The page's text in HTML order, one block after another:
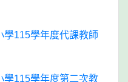
學115學年度代課教師
學115學年度第二次教